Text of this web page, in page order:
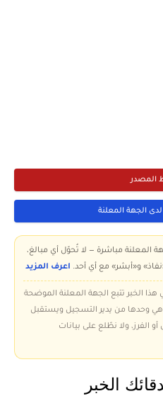
المصدر
لدى الجهة المعلنة
المعلنة مباشرة — لا تُحوّل أي مبالغ،
و«أبشر» مع أي أحد. اعرف المزيد
هذا الخبر تتبع الجهة المعلنة الموضحة
وحدها من يدير التسجيل ويستقبل
الفرز، ولا نطّلع على بيانات
الخبر